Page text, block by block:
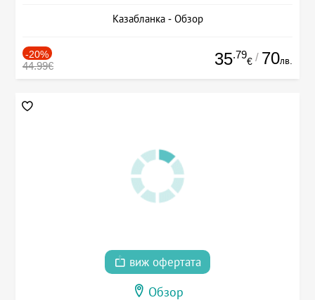
Казабланка - Обзор
-20%
44.99€ 35.79
€ / 70лв.
виж офертата
Обзор